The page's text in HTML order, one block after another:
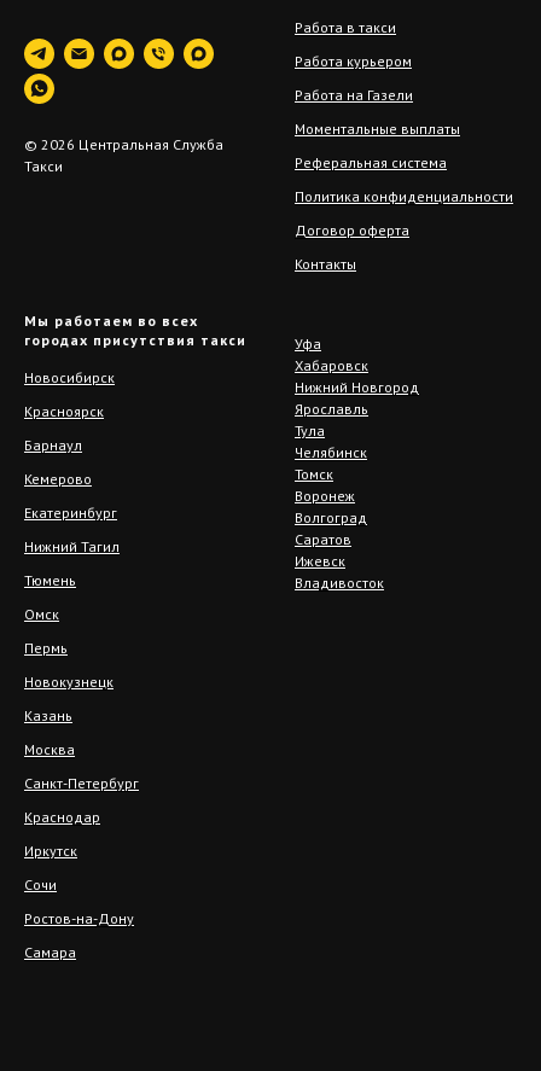
© 2026 Центральная Служба
Такси
Работа в такси
Работа курьером
Работа на Газели
Моментальные выплаты
Реферальная система
Политика конфиденциальности
Договор оферта
Контакты
Мы работаем во всех
городах присутствия такси
Новосибирск
Красноярск
Барнаул
Кемерово
Екатеринбург
Нижний Тагил
Тюмень
Омск
Пермь
Новокузнецк
Казань
Москва
Санкт-Петербург
Краснодар
Иркутск
Сочи
Ростов-на-Дону
Самара
Уфа
Хабаровск
Нижний Новгород
Ярославль
Тула
Челябинск
Томск
Воронеж
Волгоград
Саратов
Ижевск
Владивосток